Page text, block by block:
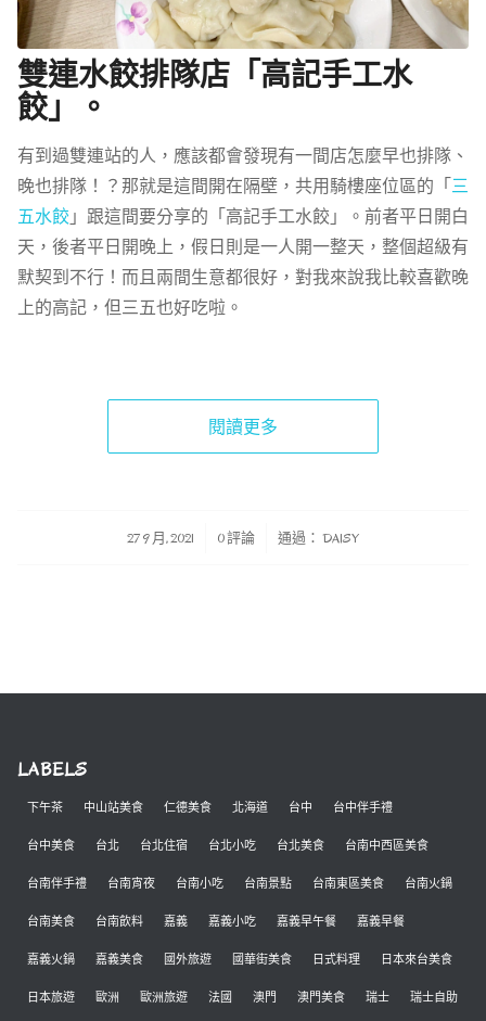
雙連水餃排隊店「高記手工水
餃」。
有到過雙連站的人，應該都會發現有一間店怎麼早也排隊、
晚也排隊！？那就是這間開在隔壁，共用騎樓座位區的「三
五水餃」跟這間要分享的「高記手工水餃」。前者平日開白
天，後者平日開晚上，假日則是一人開一整天，整個超級有
默契到不行！而且兩間生意都很好，對我來說我比較喜歡晚
上的高記，但三五也好吃啦。
閱讀更多
27 9 月, 2021
/ 0 評論 通過： DAISY
LABELS
下午茶 中山站美食 仁德美食 北海道 台中 台中伴手禮
台中美食 台北 台北住宿 台北小吃 台北美食 台南中西區美食
台南伴手禮 台南宵夜 台南小吃 台南景點 台南東區美食 台南火鍋
台南美食 台南飲料 嘉義 嘉義小吃 嘉義早午餐 嘉義早餐
嘉義火鍋 嘉義美食 國外旅遊 國華街美食 日式料理 日本來台美食
日本旅遊 歐洲 歐洲旅遊 法國 澳門 澳門美食 瑞士 瑞士自助